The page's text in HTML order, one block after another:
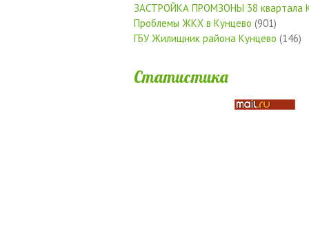
ЗАСТРОЙКА ПРОМЗОНЫ 38 квартала
Проблемы ЖКХ в Кунцево (901)
ГБУ Жилищник района Кунцево (146)
Статистика